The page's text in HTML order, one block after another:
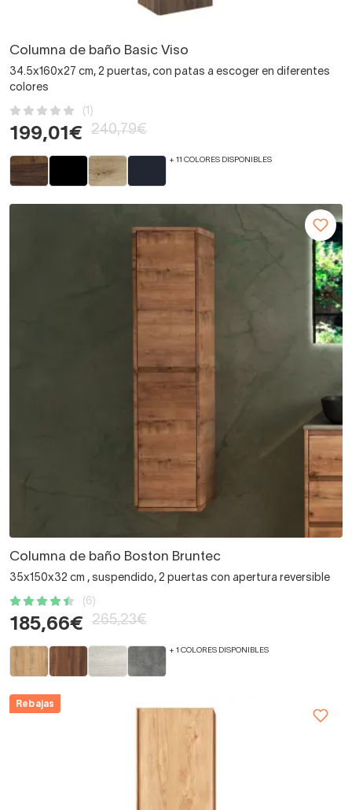
Columna de baño Basic Viso
34.5x160x27 cm, 2 puertas, con patas a escoger en diferentes
colores
(1)
199,01€ 240,79€
+ 11 COLORES DISPONIBLES
Columna de baño Boston Bruntec
35x150x32 cm , suspendido, 2 puertas con apertura reversible
(6)
185,66€ 265,23€
+ 1 COLORES DISPONIBLES
Rebajas